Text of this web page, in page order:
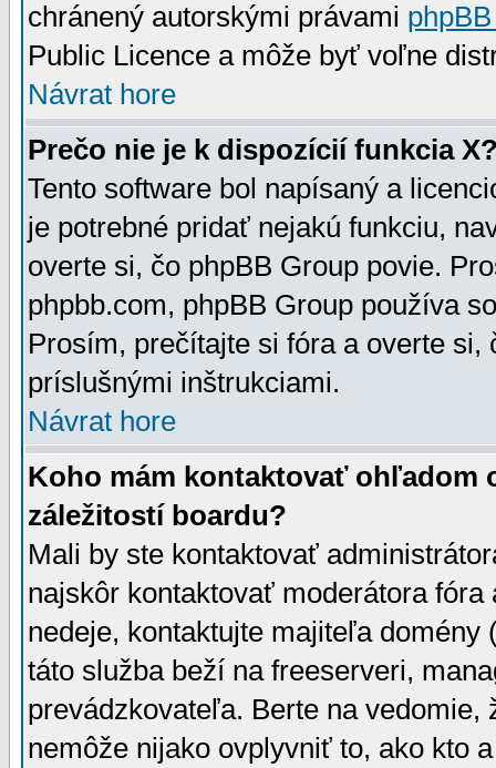
chránený autorskými právami
Public Licence a môže byť voľne
Návrat hore
Prečo nie je k dispozícií funkcia
Tento software bol napísaný a
je potrebné pridať nejakú funkciu,
overte si, čo phpBB Group povie.
phpbb.com, phpBB Group používa
Prosím, prečítajte si fóra a overte
príslušnými inštrukciami.
Návrat hore
Koho mám kontaktovať ohľadom
záležitostí boardu?
Mali by ste kontaktovať
najskôr kontaktovať moderátora
nedeje, kontaktujte majiteľa
táto služba beží na freeserveri,
prevádzkovateľa. Berte na vedomie,
nemôže nijako ovplyvniť to, ako kto